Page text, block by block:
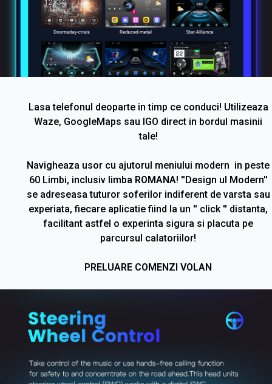
Lasa telefonul deoparte in timp ce conduci! Utilizeaza
Waze, GoogleMaps sau IGO direct in bordul masinii
tale!
Navigheaza usor cu ajutorul meniului modern in peste
60 Limbi, inclusiv limba ROMANA! ''Design ul Modern''
se adreseasa tuturor soferilor indiferent de varsta sau
experiata, fiecare aplicatie fiind la un '' click '' distanta,
facilitant astfel o experinta sigura si placuta pe
parcursul calatoriilor!
PRELUARE COMENZI VOLAN